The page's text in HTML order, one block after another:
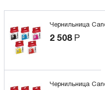
Чернильница
2 508 Р
Чернильница